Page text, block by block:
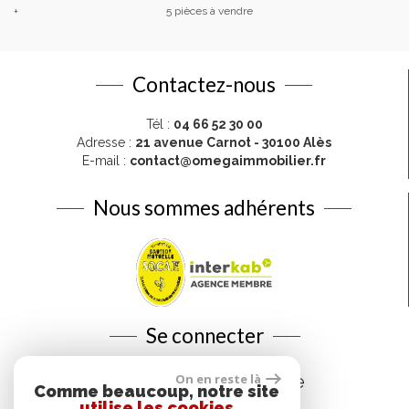
+
5 pièces à vendre
Contactez-nous
Tél : 04 66 52 30 00
Adresse : 21 avenue Carnot - 30100 Alès
E-mail : contact@omegaimmobilier.fr
Nous sommes adhérents
Se connecter
Espace propriétaire
On en reste là
Comme beaucoup, notre site